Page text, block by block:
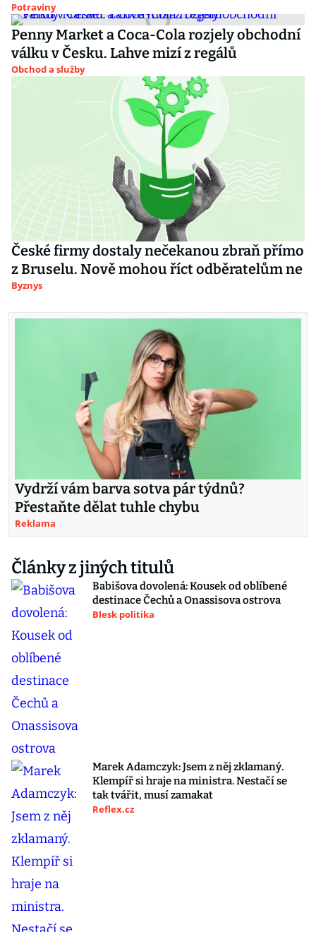
Potraviny
Penny Market a Coca-Cola rozjely obchodní
válku v Česku. Lahve mizí z regálů
Obchod a služby
České firmy dostaly nečekanou zbraň přímo
z Bruselu. Nově mohou říct odběratelům ne
Byznys
Vydrží vám barva sotva pár týdnů?
Přestaňte dělat tuhle chybu
Reklama
Články z jiných titulů
Babišova dovolená: Kousek od oblíbené
destinace Čechů a Onassisova ostrova
Blesk politika
Marek Adamczyk: Jsem z něj zklamaný.
Klempíř si hraje na ministra. Nestačí se
tak tvářit, musí zamakat
Reflex.cz